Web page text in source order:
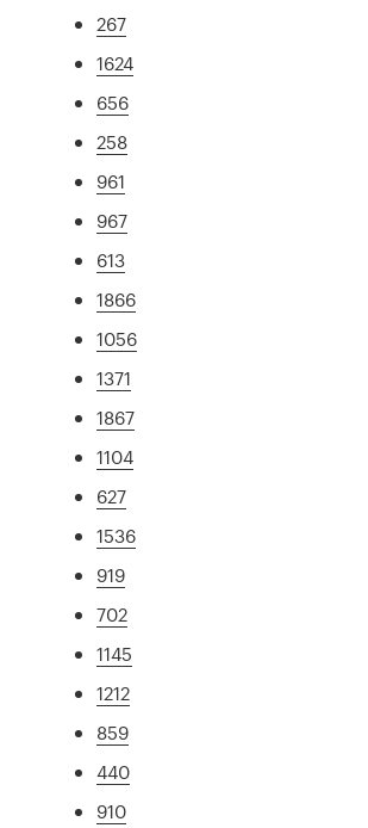
267
1624
656
258
961
967
613
1866
1056
1371
1867
1104
627
1536
919
702
1145
1212
859
440
910